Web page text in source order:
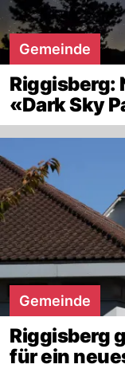
Gemeinde
Riggisberg:
«Dark Sky
Gemeinde
Riggisberg
für ein